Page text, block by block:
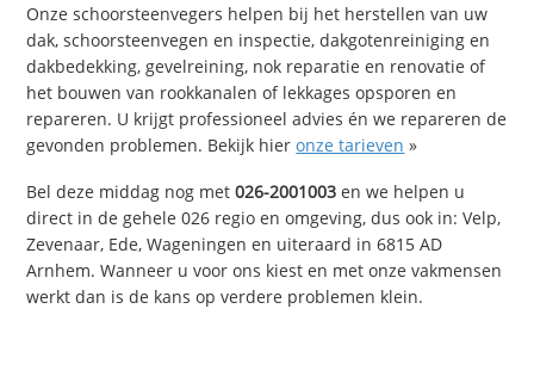
Onze schoorsteenvegers helpen bij het herstellen van uw
dak, schoorsteenvegen en inspectie, dakgotenreiniging en
dakbedekking, gevelreining, nok reparatie en renovatie of
het bouwen van rookkanalen of lekkages opsporen en
repareren. U krijgt professioneel advies én we repareren de
gevonden problemen. Bekijk hieronze tarieven »
Bel deze middag nog met026-2001003 en we helpen u
direct in de gehele 026 regio en omgeving, dus ook in: Velp,
Zevenaar, Ede, Wageningen en uiteraard in 6815 AD
Arnhem. Wanneer u voor ons kiest en met onze vakmensen
werkt dan is de kans op verdere problemen klein.